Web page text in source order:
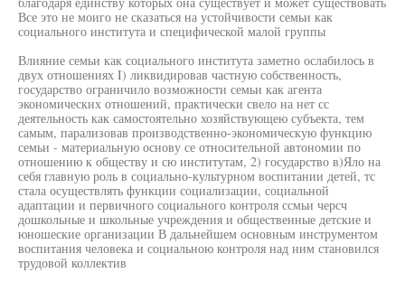
Все это не моиго не сказаться на устойчивости семьи как
социального института и специфической малой группы
Влияние семьи как социального института заметно ослабилось в
двух отношениях I) ликвидировав частную собственность,
государство ограничило возможности семьи как агента
экономических отношений, практически свело на нет сс
деятельность как самостоятельно хозяйствующею субъекта, тем
самым, парализовав производственно-экономическую функцию
семьи - материальную основу се относительной автономии по
отношению к обществу и сю институтам, 2) государство в)Яло на
себя главную роль в социально-культурном воспитании детей, тс
стала осуществлять функции социализации, социальной
адаптации и первичного социального контроля ссмьи черсч
дошкольные и школьные учреждения и общественные детские и
юношеские организации В дальнейшем основным инструментом
воспитания человека и социальною контроля над ним становился
трудовой коллектив